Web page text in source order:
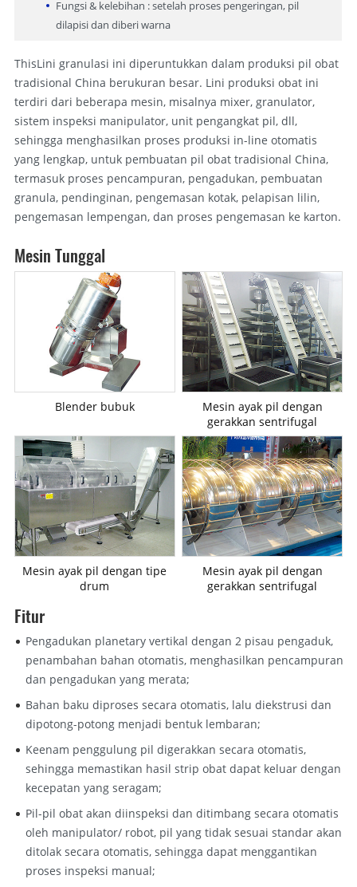
Fungsi & kelebihan : setelah proses pengeringan, pil
dilapisi dan diberi warna
ThisLini granulasi ini diperuntukkan dalam produksi pil obat
tradisional China berukuran besar. Lini produksi obat ini
terdiri dari beberapa mesin, misalnya mixer, granulator,
sistem inspeksi manipulator, unit pengangkat pil, dll,
sehingga menghasilkan proses produksi in-line otomatis
yang lengkap, untuk pembuatan pil obat tradisional China,
termasuk proses pencampuran, pengadukan, pembuatan
granula, pendinginan, pengemasan kotak, pelapisan lilin,
pengemasan lempengan, dan proses pengemasan ke karton.
Mesin Tunggal
Blender bubuk
Mesin ayak pil dengan
gerakkan sentrifugal
Mesin ayak pil dengan tipe
drum
Mesin ayak pil dengan
gerakkan sentrifugal
Fitur
Pengadukan planetary vertikal dengan 2 pisau pengaduk,
penambahan bahan otomatis, menghasilkan pencampuran
dan pengadukan yang merata;
Bahan baku diproses secara otomatis, lalu diekstrusi dan
dipotong-potong menjadi bentuk lembaran;
Keenam penggulung pil digerakkan secara otomatis,
sehingga memastikan hasil strip obat dapat keluar dengan
kecepatan yang seragam;
Pil-pil obat akan diinspeksi dan ditimbang secara otomatis
oleh manipulator/ robot, pil yang tidak sesuai standar akan
ditolak secara otomatis, sehingga dapat menggantikan
proses inspeksi manual;